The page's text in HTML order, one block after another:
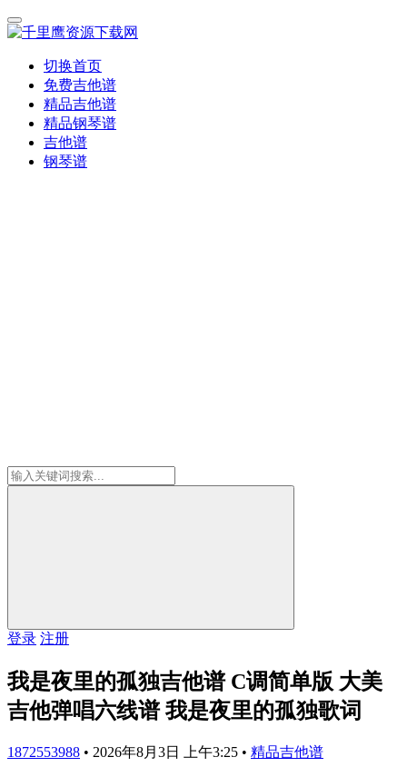
切换首页
免费吉他谱
精品吉他谱
精品钢琴谱
吉他谱
钢琴谱
登录 注册
我是夜里的孤独吉他谱 C调简单版 大美
吉他弹唱六线谱 我是夜里的孤独歌词
1872553988 • 2026年8月3日 上午3:25 • 精品吉他谱